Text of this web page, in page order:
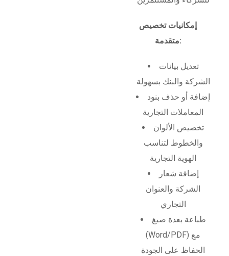
إمكانيات تخصيص
متقدمة:
تعديل بيانات
الشركة والبنك بسهولة
إضافة أو حذف بنود
المعاملات التجارية
تخصيص الألوان
والخطوط لتناسب
الهوية التجارية
إضافة شعار
الشركة والعنوان
التجاري
طباعة بعدة صيغ
(Word/PDF) مع
الحفاظ على الجودة